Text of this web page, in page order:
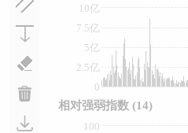
0
2.5亿
5亿
7.5亿
10亿
100
相对强弱指数 (14)